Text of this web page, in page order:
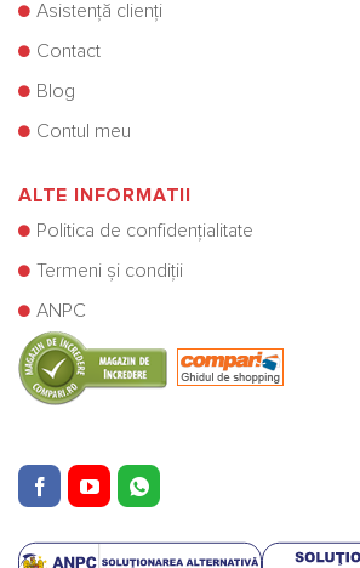
Asistență clienți
Contact
Blog
Contul meu
ALTE INFORMATII
Politica de confidențialitate
Termeni și condiții
ANPC